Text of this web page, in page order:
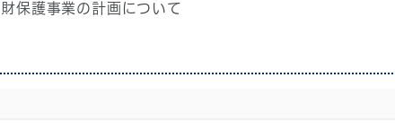
保護事業の計画について